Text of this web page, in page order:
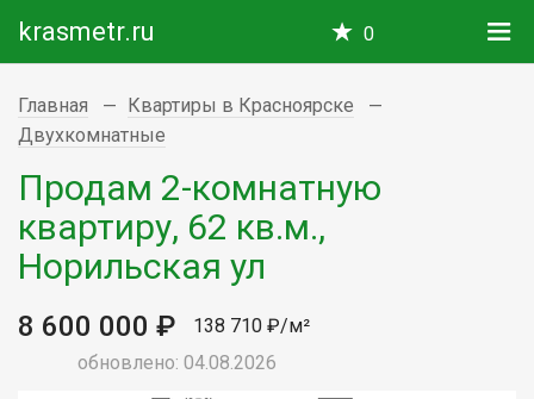
krasmetr.ru 0
Главная
Квартиры в Красноярске
Двухкомнатные
Продам 2-комнатную
квартиру, 62 кв.м.,
Норильская ул
8 600 000 ₽
138 710 ₽/м²
обновлено: 04.08.2026